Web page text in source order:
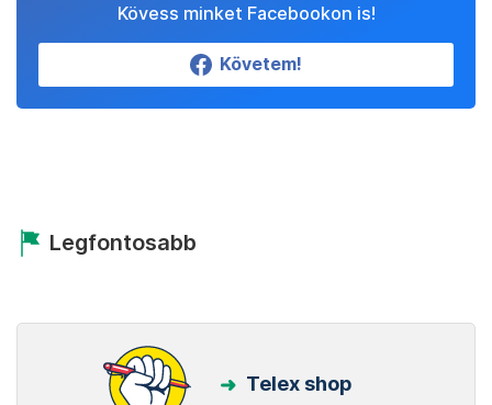
Kövess minket Facebookon is!
Követem!
Legfontosabb
Telex shop